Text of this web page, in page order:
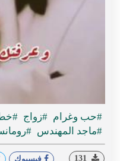
#حب وغرام #زواج
#ماجد المهندس
فيسبوك